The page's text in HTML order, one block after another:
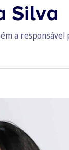
Silva
a